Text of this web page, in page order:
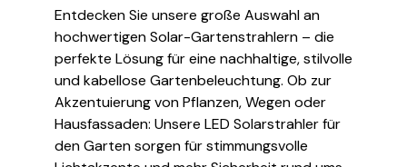
Entdecken Sie unsere große Auswahl an
hochwertigen Solar-Gartenstrahlern – die
perfekte Lösung für eine nachhaltige, stilvolle
und kabellose Gartenbeleuchtung. Ob zur
Akzentuierung von Pflanzen, Wegen oder
Hausfassaden: Unsere LED Solarstrahler für
den Garten sorgen für stimmungsvolle